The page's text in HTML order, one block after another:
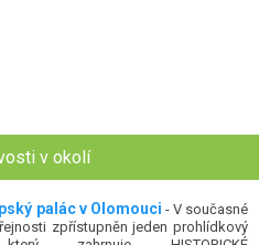
v okolí
palác v Olomouci - V současné
zpřístupněn jeden prohlídkový